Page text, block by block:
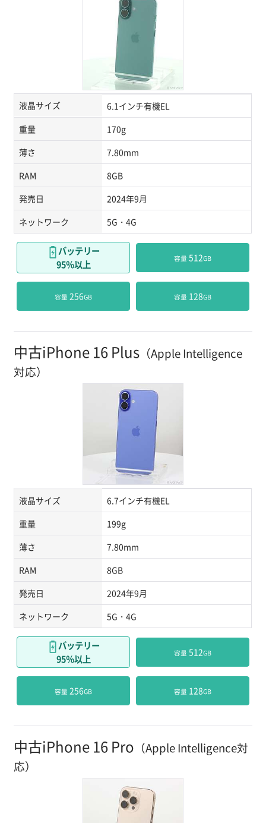
液晶サイズ
6.1インチ有機EL
重量
170g
薄さ
7.80mm
RAM
8GB
発売日
2024年9月
ネットワーク
5G・4G
バッテリー
95％以上
容量 512GB
容量 256GB 容量 128GB
中古iPhone 16 Plus （Apple Intelligence
対応）
液晶サイズ
6.7インチ有機EL
重量
199g
薄さ
7.80mm
RAM
8GB
発売日
2024年9月
ネットワーク
5G・4G
バッテリー
95％以上
容量 512GB
容量 256GB 容量 128GB
中古iPhone 16 Pro （Apple Intelligence対
応）